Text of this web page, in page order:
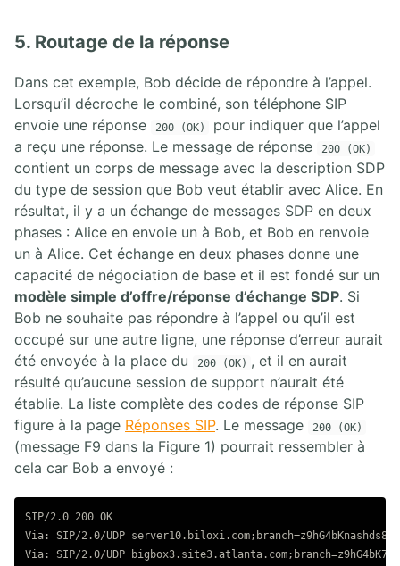
5. Routage de la réponse
Dans cet exemple, Bob décide de répondre à l’appel.
Lorsqu’il décroche le combiné, son téléphone SIP
envoie une réponse
200 (OK)
pour indiquer que l’appel
a reçu une réponse. Le message de réponse
200 (OK)
contient un corps de message avec la description SDP
du type de session que Bob veut établir avec Alice. En
résultat, il y a un échange de messages SDP en deux
phases : Alice en envoie un à Bob, et Bob en renvoie
un à Alice. Cet échange en deux phases donne une
capacité de négociation de base et il est fondé sur un
modèle simple d’offre/réponse d’échange SDP. Si
Bob ne souhaite pas répondre à l’appel ou qu’il est
occupé sur une autre ligne, une réponse d’erreur aurait
été envoyée à la place du
200 (OK) , et il en aurait
résulté qu’aucune session de support n’aurait été
établie. La liste complète des codes de réponse SIP
figure à la page Réponses SIP. Le message 200 (OK)
(message F9 dans la Figure 1) pourrait ressembler à
cela car Bob a envoyé :
SIP/2.0 200 OK
Via: SIP/2.0/UDP
Via: SIP/2.0/UDP